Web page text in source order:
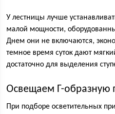
У лестницы лучше
малой мощности,
Днем они не включаются,
темное время суток дают
достаточно для выделения
Освещаем Г-образную
При подборе осветительных